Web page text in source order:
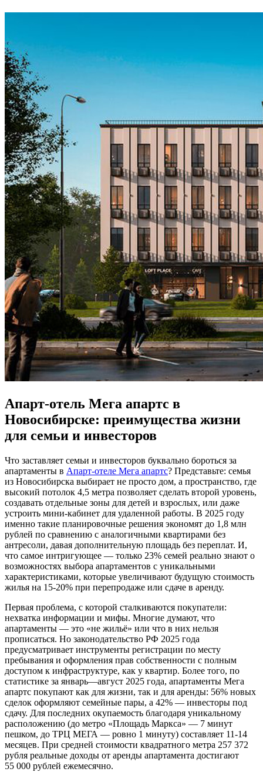
Апарт-отель Мега апартс в
Новосибирске: преимущества жизни
для семьи и инвесторов
Что заставляет семьи и инвесторов буквально бороться за
апартаменты в Апарт-отеле Мега апартс? Представьте: семья
из Новосибирска выбирает не просто дом, а пространство, где
высокий потолок 4,5 метра позволяет сделать второй уровень,
создавать отдельные зоны для детей и взрослых, или даже
устроить мини-кабинет для удаленной работы. В 2025 году
именно такие планировочные решения экономят до 1,8 млн
рублей по сравнению с аналогичными квартирами без
антресоли, давая дополнительную площадь без переплат. И,
что самое интригующее — только 23% семей реально знают о
возможностях выбора апартаментов с уникальными
характеристиками, которые увеличивают будущую стоимость
жилья на 15-20% при перепродаже или сдаче в аренду.
Первая проблема, с которой сталкиваются покупатели:
нехватка информации и мифы. Многие думают, что
апартаменты — это «не жильё» или что в них нельзя
прописаться. Но законодательство РФ 2025 года
предусматривает инструменты регистрации по месту
пребывания и оформления прав собственности с полным
доступом к инфраструктуре, как у квартир. Более того, по
статистике за январь—август 2025 года, апартаменты Мега
апартс покупают как для жизни, так и для аренды: 56% новых
сделок оформляют семейные пары, а 42% — инвесторы под
сдачу. Для последних окупаемость благодаря уникальному
расположению (до метро «Площадь Маркса» — 7 минут
пешком, до ТРЦ МЕГА — ровно 1 минуту) составляет 11-14
месяцев. При средней стоимости квадратного метра 257 372
рубля реальные доходы от аренды апартамента достигают
55 000 рублей ежемесячно.